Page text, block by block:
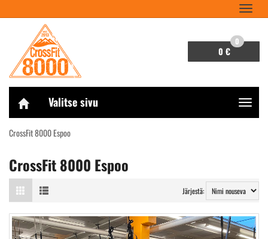
0 €
0
Valitse sivu
CrossFit 8000 Espoo
CrossFit 8000 Espoo
Järjestä: